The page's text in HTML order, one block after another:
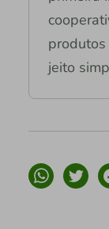
jeito